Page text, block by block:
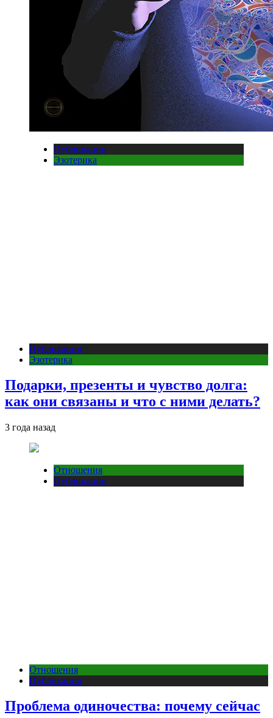
Публикации
Эзотерика
Публикации
Эзотерика
Подарки, презенты и чувство долга:
как они связаны и что с ними делать?
3 года назад
Отношения
Публикации
Отношения
Публикации
Проблема одиночества: почему сейчас